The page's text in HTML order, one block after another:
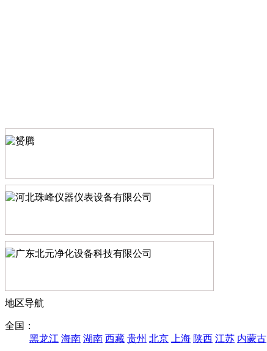
地区导航
全国：
黑龙江 海南 湖南 西藏 贵州 北京 上海 陕西 江苏 内蒙古